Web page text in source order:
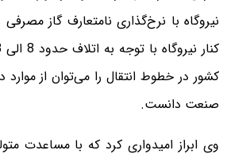
نیروگاه با نرخ‌گذاری نامتعارف گاز
کشور در خطوط انتقال را می‌توان از موارد
صنعت دانست.
وی ابراز امیدواری کرد که با مساعدت